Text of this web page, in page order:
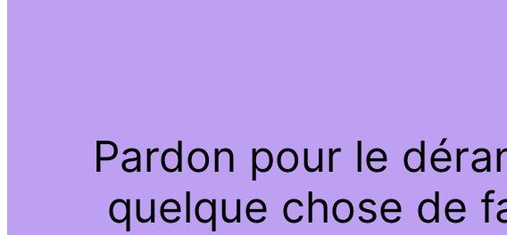
Pardon pour le
quelque chose de